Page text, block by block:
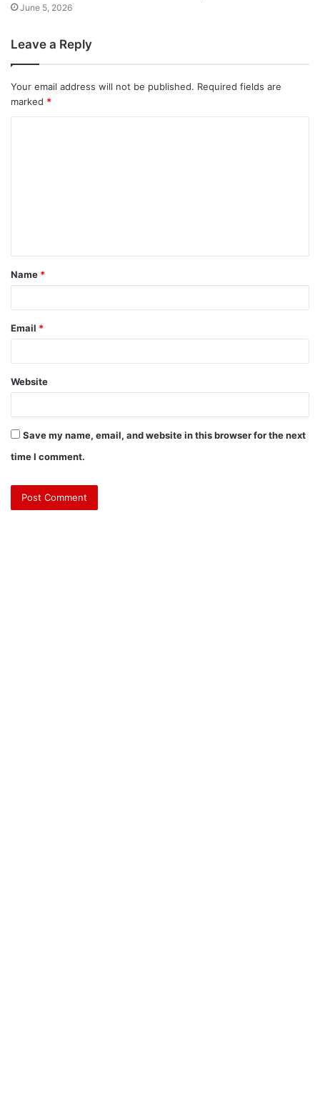
June 5, 2026
Leave a Reply
Your email address will not be published. Required fields are
marked *
Name *
Email *
Website
Save my name, email, and website in this browser for the next
time I comment.